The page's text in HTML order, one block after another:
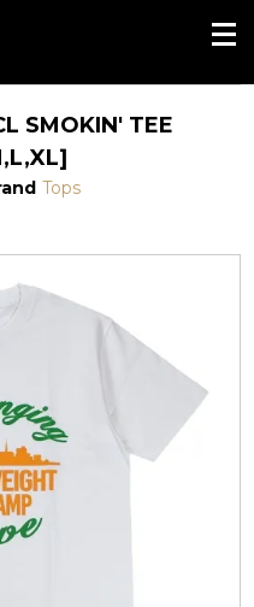
SMOKIN' TEE
Tops